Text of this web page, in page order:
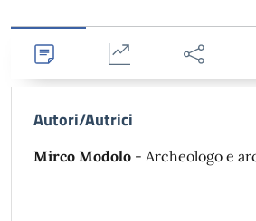
Dettagli Statistiche Condividi
Autori/Autrici
Mirco Modolo - Archeologo e